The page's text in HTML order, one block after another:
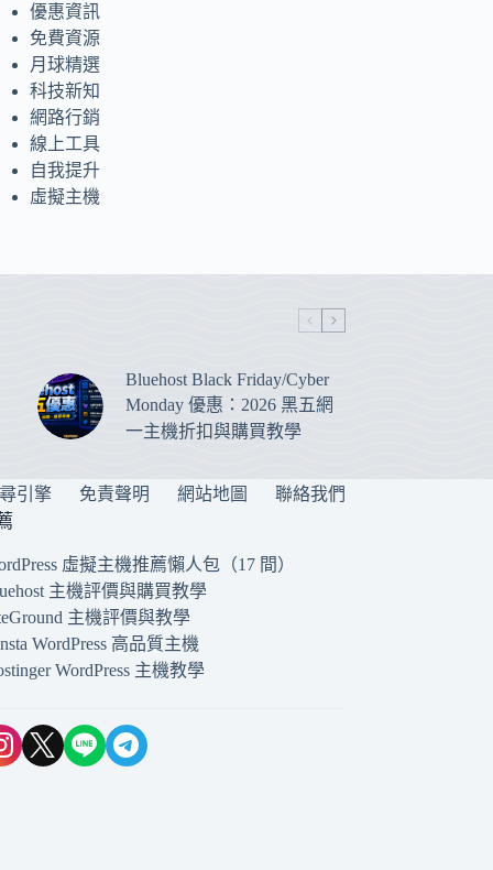
優惠資訊
免費資源
月球精選
科技新知
網路行銷
線上工具
自我提升
虛擬主機
Bluehost Black Friday/Cyber
Monday 優惠：2026 黑五網
一主機折扣與購買教學
引擎 免責聲明 網站地圖 聯絡我們
虛擬主機推薦懶人包（17 間）
主機評價與購買教學
主機評價與教學
WordPress 高品質主機
WordPress 主機教學